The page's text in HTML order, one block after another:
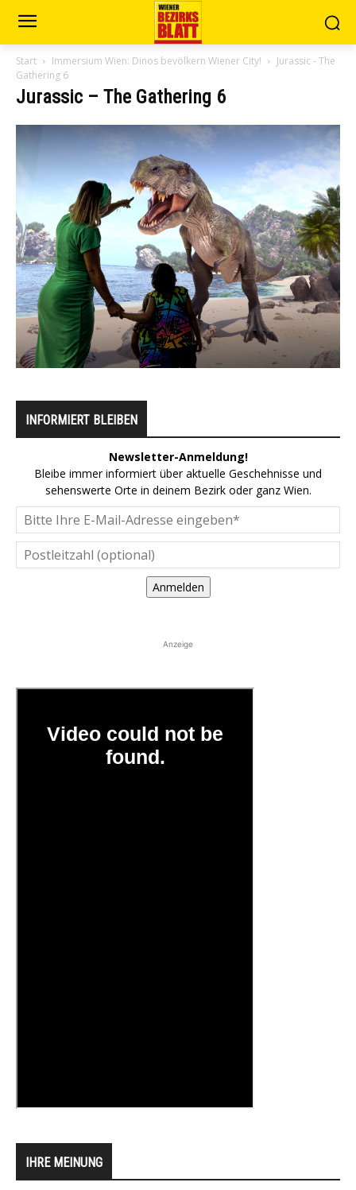
Start Immersium Wien: Dinos bevölkern Wiener City!
Jurassic - The
Gathering 6
Jurassic – The Gathering 6
INFORMIERT BLEIBEN
Newsletter-Anmeldung!
Bleibe immer informiert über aktuelle Geschehnisse und
sehenswerte Orte in deinem Bezirk oder ganz Wien.
Anmelden
Anzeige
IHRE MEINUNG